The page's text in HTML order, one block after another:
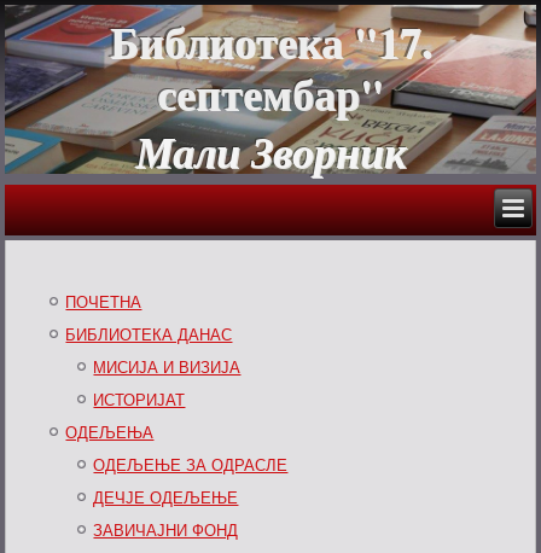
Библиотека "17.
септембар"
Мали Зворник
ПОЧЕТНА
БИБЛИОТЕКА ДАНАС
МИСИЈА И ВИЗИЈА
ИСТОРИЈАТ
ОДЕЉЕЊА
ОДЕЉЕЊЕ ЗА ОДРАСЛЕ
ДЕЧЈЕ ОДЕЉЕЊЕ
ЗАВИЧАЈНИ ФОНД